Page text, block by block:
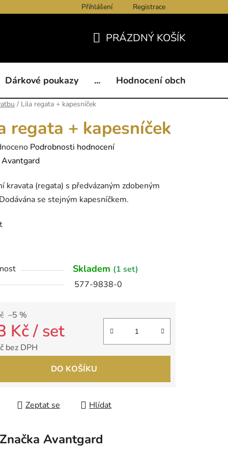
Kontakty Obchodní podmínky
Přihlášení Registrace
KOŠÍK
PRÁZDNÝ KOŠÍK
Dárkové poukazy ... Hodnocení obchodu
/ Lila regata + kapesníček
regata + kapesníček
Podrobnosti hodnocení
Avantgard
kravata (regata) s předvázaným zdobeným
se stejným kapesníčkem.
Skladem (1 set)
577-9838-0
–5 %
Kč/ set
bez DPH
DO KOŠÍKU
Zeptat se Hlídat
Značka Avantgard